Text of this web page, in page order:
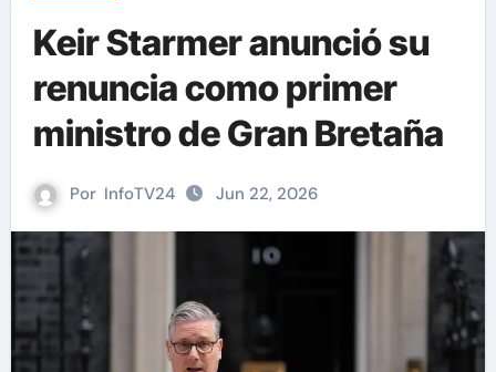
Keir Starmer anunció su
renuncia como primer
ministro de Gran Bretaña
Por InfoTV24 Jun 22, 2026